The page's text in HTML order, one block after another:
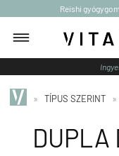
Reishi
» TÍPUS SZERINT »
DUPLA